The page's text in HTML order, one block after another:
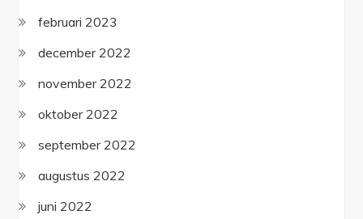
februari 2023
december 2022
november 2022
oktober 2022
september 2022
augustus 2022
juni 2022